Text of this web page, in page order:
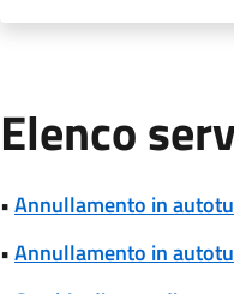
Elenco
•Annullamento in
•Annullamento in